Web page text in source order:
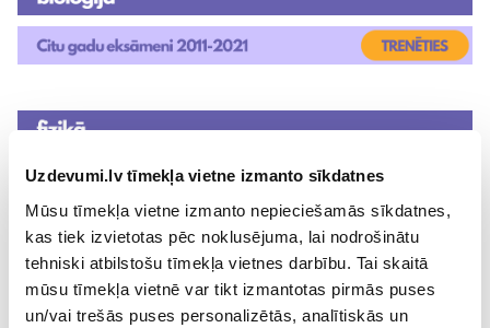
Uzdevumi.lv tīmekļa vietne izmanto sīkdatnes
Mūsu tīmekļa vietne izmanto nepieciešamās sīkdatnes,
kas tiek izvietotas pēc noklusējuma, lai nodrošinātu
tehniski atbilstošu tīmekļa vietnes darbību. Tai skaitā
mūsu tīmekļa vietnē var tikt izmantotas pirmās puses
un/vai trešās puses personalizētās, analītiskās un